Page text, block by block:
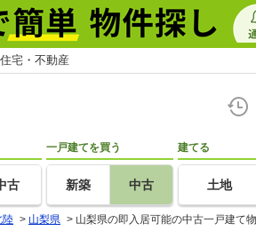
宅・不動産
古
一戸建てを買う
新築 中古
建てる
土地
陸 > 山梨県 > 山梨県の即入居可能の中古一戸建て